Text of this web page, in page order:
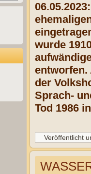
wurde
entworfen.
der
Sprach-
Tod 1986
Veröffentlicht